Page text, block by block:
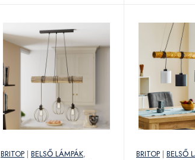
BRITOP | BELSŐ LÁMPÁK,
BRITOP | BELSŐ